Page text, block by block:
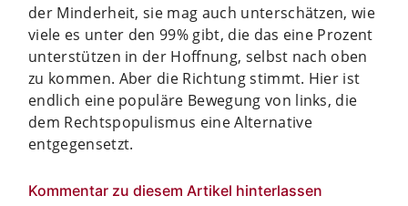
der Minderheit, sie mag auch unterschätzen, wie
viele es unter den 99% gibt, die das eine Prozent
unterstützen in der Hoffnung, selbst nach oben
zu kommen. Aber die Richtung stimmt. Hier ist
endlich eine populäre Bewegung von links, die
dem Rechtspopulismus eine Alternative
entgegensetzt.
Kommentar zu diesem Artikel hinterlassen